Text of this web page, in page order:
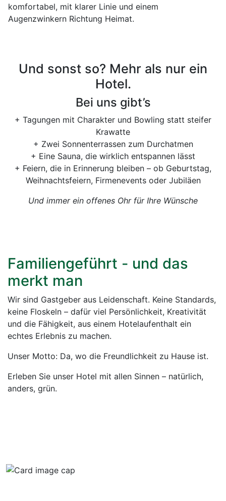
komfortabel, mit klarer Linie und einem
Augenzwinkern Richtung Heimat.
Und sonst so? Mehr als nur ein
Hotel.
Bei uns gibt’s
+ Tagungen mit Charakter und Bowling statt steifer
Krawatte
+ Zwei Sonnenterrassen zum Durchatmen
+ Eine Sauna, die wirklich entspannen lässt
+ Feiern, die in Erinnerung bleiben – ob Geburtstag,
Weihnachtsfeiern, Firmenevents oder Jubiläen
Und immer ein offenes Ohr für Ihre Wünsche
Familiengeführt - und das
merkt man
Wir sind Gastgeber aus Leidenschaft. Keine Standards,
keine Floskeln – dafür viel Persönlichkeit, Kreativität
und die Fähigkeit, aus einem Hotelaufenthalt ein
echtes Erlebnis zu machen.
Unser Motto: Da, wo die Freundlichkeit zu Hause ist.
Erleben Sie unser Hotel mit allen Sinnen – natürlich,
anders, grün.